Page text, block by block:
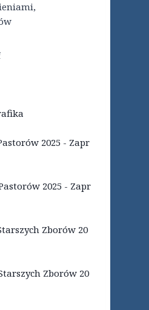
2025 - Zapr
2025 - Zapr
Zborów 20
Zborów 20